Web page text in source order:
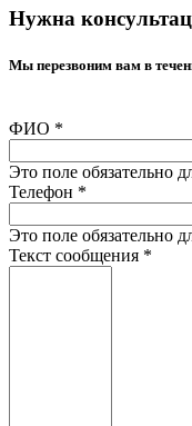
Нужна
Мы перезвоним вам в
ФИО *
Это поле обязательно
Телефон *
Это поле обязательно
Текст сообщения *